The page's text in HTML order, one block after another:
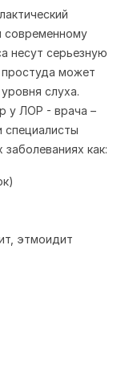
современному
несут серьезную
может
слуха.
у ЛОР - врача –
специалисты
как:
этмоидит